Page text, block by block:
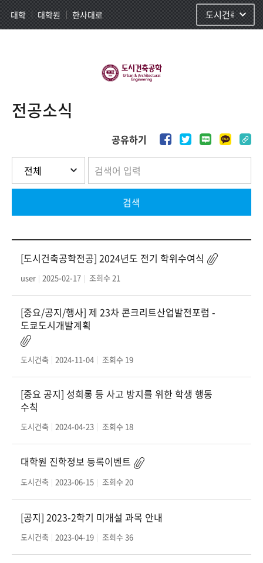
대학 대학원 한사대로
전공소식
공유하기
검색
[도시건축공학전공] 2024년도 전기 학위수여식
user 2025-02-17 조회수 21
[중요/공지/행사] 제 23차 콘크리트산업발전포럼 -
도쿄도시개발계획
도시건축 2024-11-04 조회수 19
[중요 공지] 성희롱 등 사고 방지를 위한 학생 행동
수칙
도시건축 2024-04-23 조회수 18
대학원 진학정보 등록이벤트
도시건축 2023-06-15 조회수 20
[공지] 2023-2학기 미개설 과목 안내
도시건축 2023-04-19 조회수 36